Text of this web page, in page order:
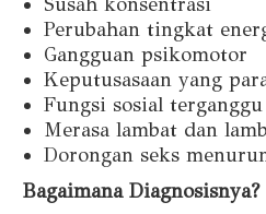
Perubahan tingkat
Gangguan psikomotor
Keputusasaan yang
Fungsi sosial terganggu
Merasa lambat dan
Dorongan seks
Bagaimana Diagnosisnya?